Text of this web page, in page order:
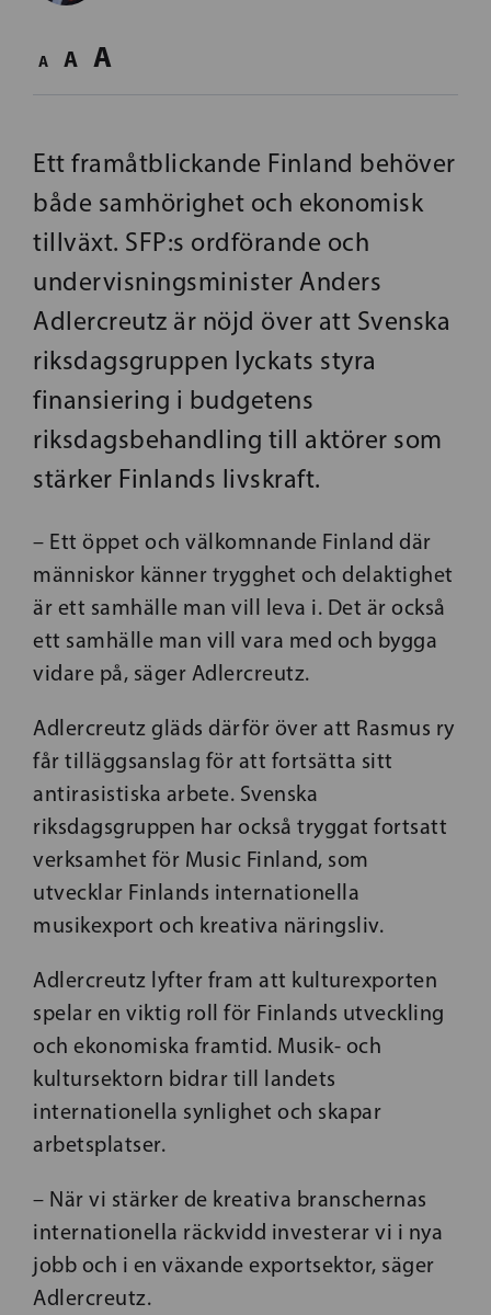
A A A
Ett framåtblickande Finland behöver
både samhörighet och ekonomisk
tillväxt. SFP:s ordförande och
undervisningsminister Anders
Adlercreutz är nöjd över att Svenska
riksdagsgruppen lyckats styra
finansiering i budgetens
riksdagsbehandling till aktörer som
stärker Finlands livskraft.
– Ett öppet och välkomnande Finland där
människor känner trygghet och delaktighet
är ett samhälle man vill leva i. Det är också
ett samhälle man vill vara med och bygga
vidare på, säger Adlercreutz.
Adlercreutz gläds därför över att Rasmus ry
får tilläggsanslag för att fortsätta sitt
antirasistiska arbete. Svenska
riksdagsgruppen har också tryggat fortsatt
verksamhet för Music Finland, som
utvecklar Finlands internationella
musikexport och kreativa näringsliv.
Adlercreutz lyfter fram att kulturexporten
spelar en viktig roll för Finlands utveckling
och ekonomiska framtid. Musik- och
kultursektorn bidrar till landets
internationella synlighet och skapar
arbetsplatser.
– När vi stärker de kreativa branschernas
internationella räckvidd investerar vi i nya
jobb och i en växande exportsektor, säger
Adlercreutz.